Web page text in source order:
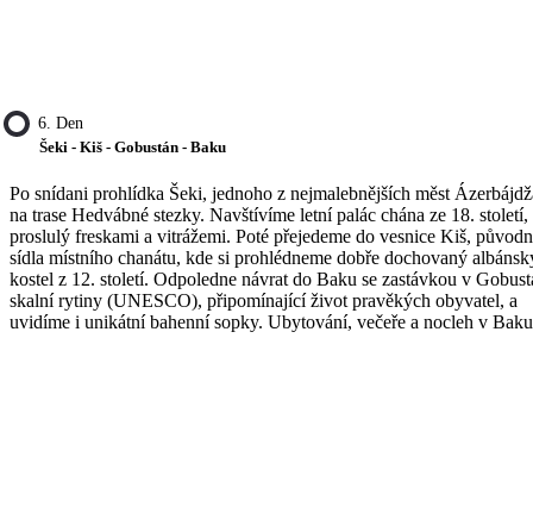
6. Den
Šeki - Kiš - Gobustán - Baku
Po snídani prohlídka Šeki, jednoho z nejmalebnějších měst
na trase Hedvábné stezky. Navštívíme letní palác chána ze 18. století,
proslulý freskami a vitrážemi. Poté přejedeme do vesnice Kiš,
sídla místního chanátu, kde si prohlédneme dobře dochovaný
kostel z 12. století. Odpoledne návrat do Baku se zastávkou v
skalní rytiny (UNESCO), připomínající život pravěkých obyvatel, a
uvidíme i unikátní bahenní sopky. Ubytování, večeře a nocleh v